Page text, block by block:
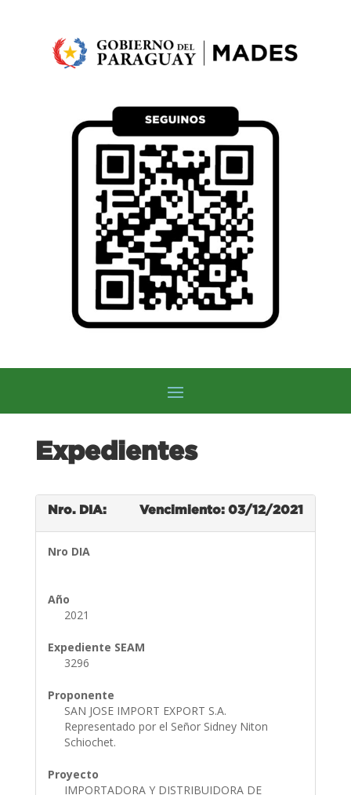
Expedientes
Nro. DIA: Vencimiento: 03/12/2021
Nro DIA
Año
2021
Expediente SEAM
3296
Proponente
SAN JOSE IMPORT EXPORT S.A.
Representado por el Señor Sidney Niton
Schiochet.
Proyecto
IMPORTADORA Y DISTRIBUIDORA DE